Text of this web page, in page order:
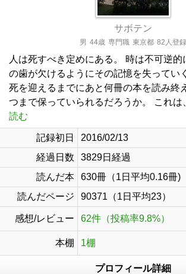
サボテン
男 44歳 専門職 東京都 82人登録
人は死すべき定めにある。 時は不可逆
の歯が欠けるようにその記憶を失ってい
死を迎えるまでにあと何冊の本を読み終
つまで保っていられるだろうか。 これ
読む
記録初日
2016/02/13
経過日数
3829日経過
読んだ本
630冊（1日平均0.16冊)
読んだページ
90371（1日平均23）
感想/レビュー 62件（投稿率9.8%）
本棚 1棚
プロフィール詳細